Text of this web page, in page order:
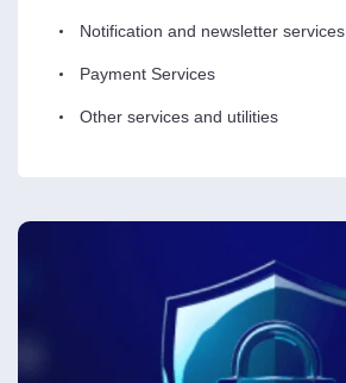
Notification and newsletter services
Payment Services
Other services and utilities